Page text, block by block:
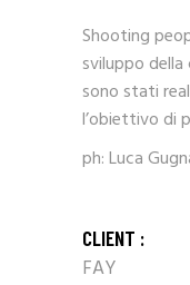
Shooting
sviluppo
sono stati
l’obiettivo di
ph: Luca
CLIENT :
FAY